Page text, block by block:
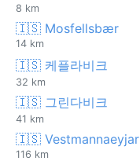
8 km
🇮🇸 Mosfellsbær
14 km
🇮🇸 케플라비크
32 km
🇮🇸 그린다비크
41 km
🇮🇸 Vestmannaeyjar
116 km